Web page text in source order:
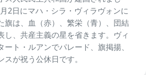
2日にマハ・シラ・ヴィラヴォンに
旗は、血（赤）、繁栄（青）、団結
し、共産主義の星を省きます。ヴィ
ート・ルアンでパレード、旗掲揚、
が祝う公休日です。